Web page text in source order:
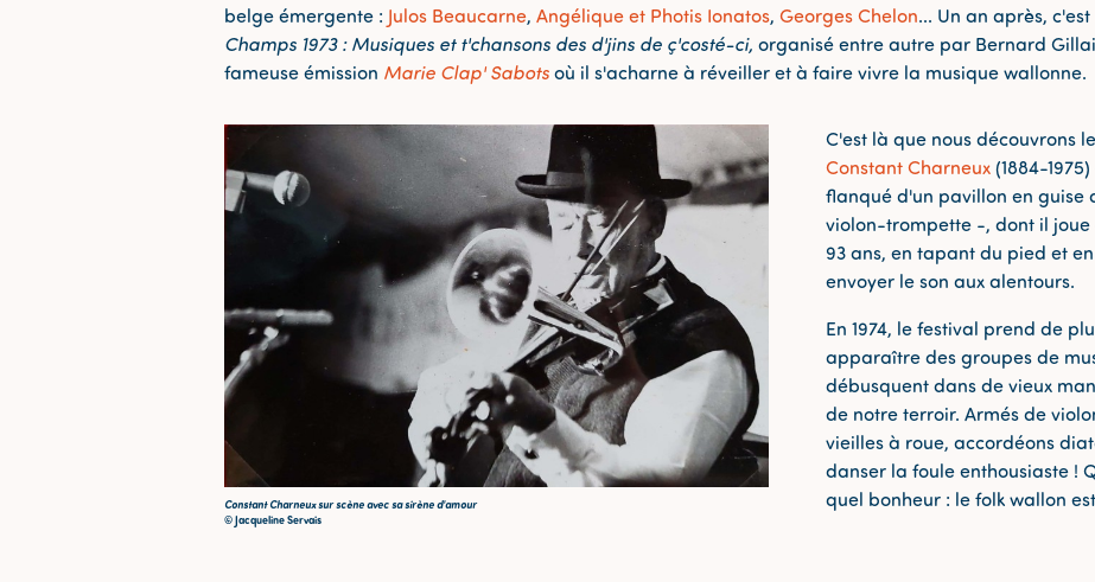
belge émergente : Julos Beaucarne, Angélique et Photis Ionatos, Georges Chelon... Un an après,
Champs 1973 : Musiques et t'chansons des d'jins de ç'costé-ci, organisé entre autre par Bernard
fameuse émission Marie Clap' Sabots où il s'acharne à réveiller et à faire vivre la musique wallonne.
Constant Charneux sur scène avec sa sirène d'amour
© Jacqueline Servais
C'est là que nous découvrons
Constant Charneux (1884-
flanqué d'un pavillon en
violon-trompette -, dont il joue
93 ans, en tapant du pied et
envoyer le son aux alentours.
En 1974, le festival prend de
apparaître des groupes de
débusquent dans de vieux
de notre terroir. Armés de
vieilles à roue, accordéons
danser la foule enthousiaste !
quel bonheur : le folk wallon